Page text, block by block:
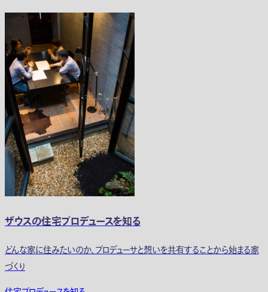
ザウスの住宅プロデュースを知る
どんな家に住みたいのか、プロデューサと想いを共有することから始まる家
づくり